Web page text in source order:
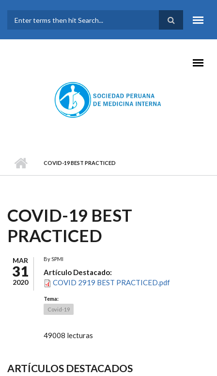
FORMULARIO DE
BÚSQUEDA
COVID-19 BEST PRACTICED
COVID-19 BEST
PRACTICED
MAR
31
2020
BySPMI
Artículo Destacado:
COVID 2919 BEST PRACTICED.pdf
Tema:
Covid-19
49008 lecturas
ARTÍCULOS DESTACADOS